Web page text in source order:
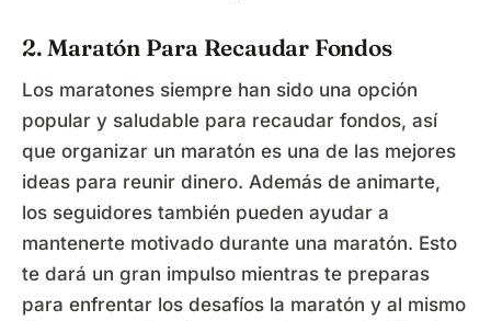
2. Maratón Para Recaudar Fondos
Los maratones siempre han sido una opción
popular y saludable para recaudar fondos, así
que organizar un maratón es una de las mejores
ideas para reunir dinero. Además de animarte,
los seguidores también pueden ayudar a
mantenerte motivado durante una maratón. Esto
te dará un gran impulso mientras te preparas
para enfrentar los desafíos la maratón y al mismo